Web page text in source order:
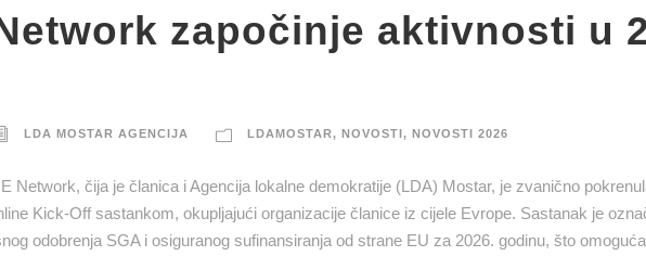
započinje aktivnosti u
LDA MOSTAR AGENCIJA LDAMOSTAR, NOVOSTI, NOVOSTI 2026
Network, čija je članica i Agencija lokalne demokratije (LDA) Mostar, je zvanično
Kick-Off sastankom, okupljajući organizacije članice iz cijele Evrope. Sastanak je
odobrenja SGA i osiguranog sufinansiranja od strane EU za 2026. godinu, što